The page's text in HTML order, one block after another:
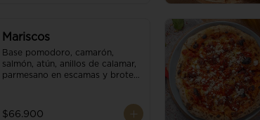
Mariscos
Base pomodoro, camarón,
salmón, atún, anillos de calamar,
parmesano en escamas y brotes
$66.900